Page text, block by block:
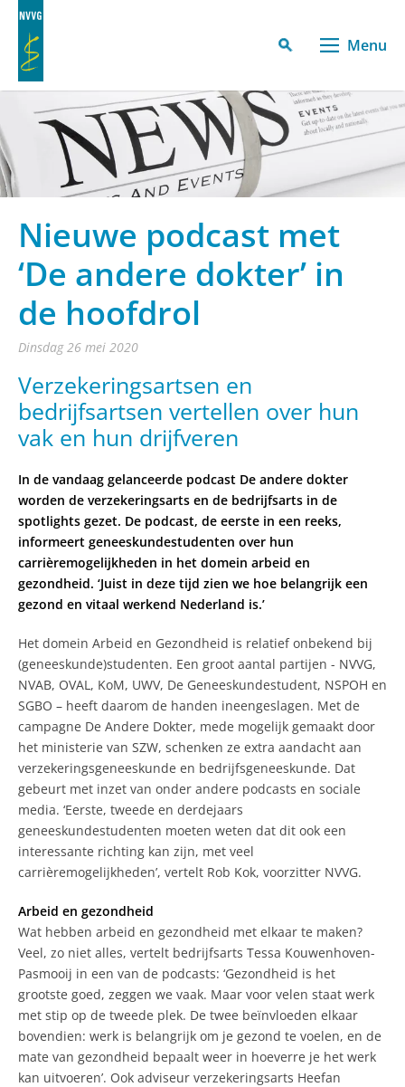
Menu
Nieuwe podcast met
‘De andere dokter’ in
de hoofdrol
dinsdag 26 mei 2020
Verzekeringsartsen en
bedrijfsartsen vertellen over hun
vak en hun drijfveren
In de vandaag gelanceerde podcast De andere dokter
worden de verzekeringsarts en de bedrijfsarts in de
spotlights gezet. De podcast, de eerste in een reeks,
informeert geneeskundestudenten over hun
carrièremogelijkheden in het domein arbeid en
gezondheid. ‘Juist in deze tijd zien we hoe belangrijk een
gezond en vitaal werkend Nederland is.’
Het domein Arbeid en Gezondheid is relatief onbekend bij
(geneeskunde)studenten. Een groot aantal partijen - NVVG,
NVAB, OVAL, KoM, UWV, De Geneeskundestudent, NSPOH en
SGBO – heeft daarom de handen ineengeslagen. Met de
campagne De Andere Dokter, mede mogelijk gemaakt door
het ministerie van SZW, schenken ze extra aandacht aan
verzekeringsgeneeskunde en bedrijfsgeneeskunde. Dat
gebeurt met inzet van onder andere podcasts en sociale
media. ‘Eerste, tweede en derdejaars
geneeskundestudenten moeten weten dat dit ook een
interessante richting kan zijn, met veel
carrièremogelijkheden’, vertelt Rob Kok, voorzitter NVVG.
Arbeid en gezondheid
Wat hebben arbeid en gezondheid met elkaar te maken?
Veel, zo niet alles, vertelt bedrijfsarts Tessa Kouwenhoven-
Pasmooij in een van de podcasts: ‘Gezondheid is het
grootste goed, zeggen we vaak. Maar voor velen staat werk
met stip op de tweede plek. De twee beïnvloeden elkaar
bovendien: werk is belangrijk om je gezond te voelen, en de
mate van gezondheid bepaalt weer in hoeverre je het werk
kan uitvoeren’. Ook adviseur verzekeringsarts Heefan